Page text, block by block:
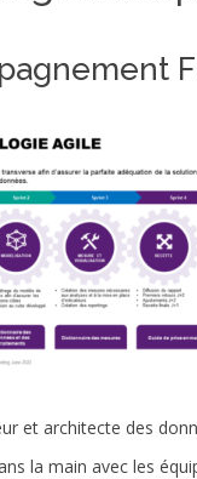
et architecte des
la main avec les